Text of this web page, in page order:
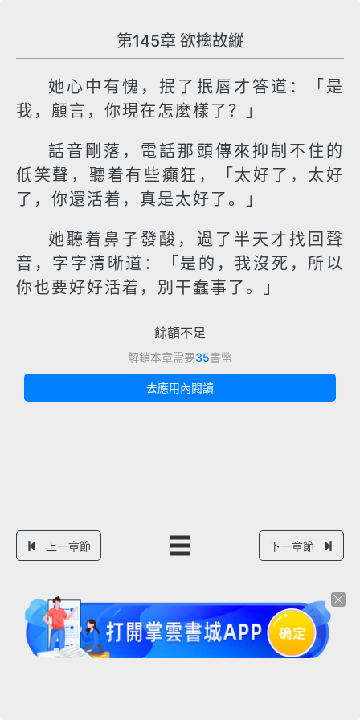
第145章 欲擒故縱
她心中有愧，抿了抿唇才答道：「是
我，顧言，你現在怎麼樣了？」
話音剛落，電話那頭傳來抑制不住的
低笑聲，聽着有些癲狂，「太好了，太好
了，你還活着，真是太好了。」
她聽着鼻子發酸，過了半天才找回聲
音，字字清晰道：「是的，我沒死，所以
你也要好好活着，別干蠢事了。」
餘額不足
解鎖本章需要35書幣
去應用內閱讀
上一章節 下一章節